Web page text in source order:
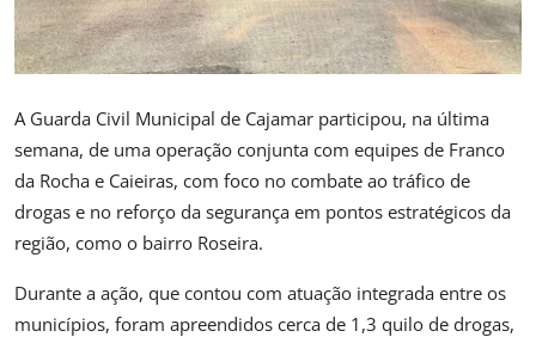
A Guarda Civil Municipal de Cajamar participou, na última
semana, de uma operação conjunta com equipes de Franco
da Rocha e Caieiras, com foco no combate ao tráfico de
drogas e no reforço da segurança em pontos estratégicos da
região, como o bairro Roseira.
Durante a ação, que contou com atuação integrada entre os
municípios, foram apreendidos cerca de 1,3 quilo de drogas,